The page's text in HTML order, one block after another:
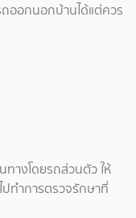
ถออกนอกบ้านได้แต่ควร
างโดยรถส่วนตัว ให้
ปทำการตรวจรักษาที่